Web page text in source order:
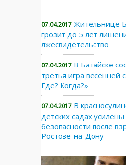
07.04.2017 Жительнице
грозит до 5 лет
лжесвидетельство
07.04.2017 В Батайске
третья игра весенней
Где? Когда?»
07.04.2017 В
детских садах
безопасности после
Ростове-на-Дону